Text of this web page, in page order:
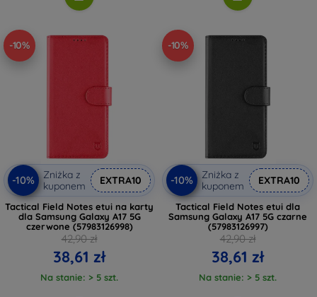
-10%
-10%
Zniżka z
kuponem
EXTRA10
Tactical Field Notes etui na karty
dla Samsung Galaxy A17 5G
czerwone (57983126998)
42,90 zł
38,61 zł
Na stanie: > 5 szt.
-10%
-10%
Zniżka z
kuponem
EXTRA10
Tactical Field Notes etui dla
Samsung Galaxy A17 5G czarne
(57983126997)
42,90 zł
38,61 zł
Na stanie: > 5 szt.